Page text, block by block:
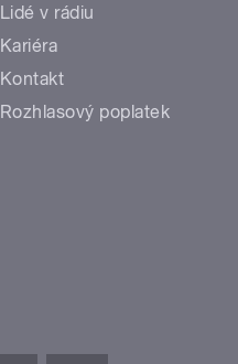
Lidé v rádiu
Kariéra
Kontakt
Rozhlasový poplatek